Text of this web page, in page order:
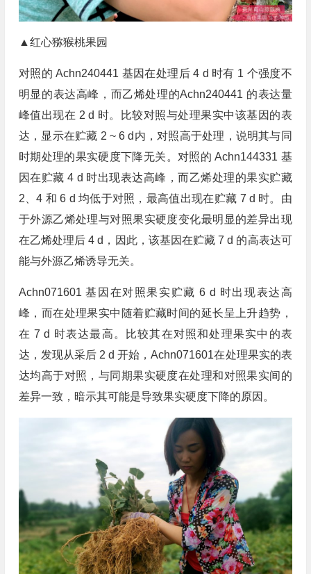
▲红心猕猴桃果园
对照的 Achn240441 基因在处理后 4 d 时有 1 个强度不
明显的表达高峰，而乙烯处理的Achn240441 的表达量
峰值出现在 2 d 时。比较对照与处理果实中该基因的表
达，显示在贮藏 2 ~ 6 d内，对照高于处理，说明其与同
时期处理的果实硬度下降无关。对照的 Achn144331 基
因在贮藏 4 d 时出现表达高峰，而乙烯处理的果实贮藏
2、4 和 6 d 均低于对照，最高值出现在贮藏 7 d 时。由
于外源乙烯处理与对照果实硬度变化最明显的差异出现
在乙烯处理后 4 d，因此，该基因在贮藏 7 d 的高表达可
能与外源乙烯诱导无关。
Achn071601 基因在对照果实贮藏 6 d 时出现表达高
峰，而在处理果实中随着贮藏时间的延长呈上升趋势，
在 7 d 时表达最高。比较其在对照和处理果实中的表
达，发现从采后 2 d 开始，Achn071601在处理果实的表
达均高于对照，与同期果实硬度在处理和对照果实间的
差异一致，暗示其可能是导致果实硬度下降的原因。